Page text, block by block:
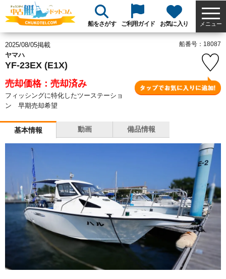
船をさがす ご利用ガイド お気に入り メニュー
2025/08/05掲載
ヤマハ
YF-23EX (E1X)
売却価格：売却済み
フィッシングに特化したツーステーショ
ン 早期売却希望
船番号：18087
基本情報 動画 備品情報